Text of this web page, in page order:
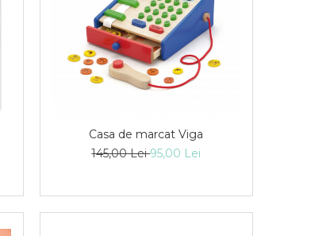
Casa de marcat Viga
145,00 Lei95,00 Lei